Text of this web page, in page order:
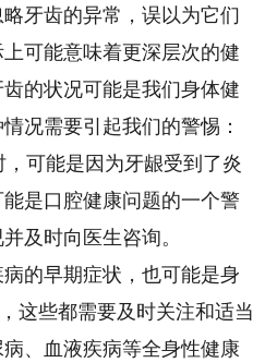
牙齿的异常，误以为它们
可能意味着更深层次的健
的状况可能是我们身体健
况需要引起我们的警惕：
可能是因为牙龈受到了炎
是口腔健康问题的一个警
及时向医生咨询。
的早期症状，也可能是身
这些都需要及时关注和适当
、血液疾病等全身性健康